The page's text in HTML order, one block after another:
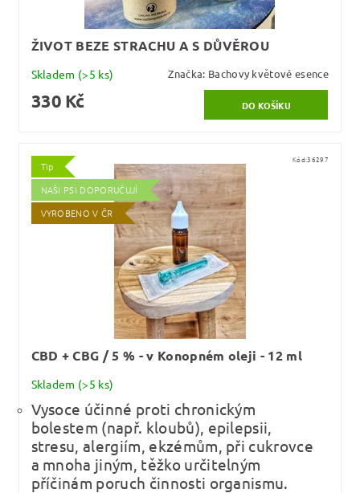
ŽIVOT BEZE STRACHU A S DŮVĚROU
Skladem (>5 ks) Značka: Bachovy květové esence
330 Kč
Tip
NAŠI PSI DOPORUČUJÍ
VYROBENO V ČR
Kód:36297
CBD + CBG / 5 % - v Konopném oleji - 12 ml
Skladem (>5 ks)
Vysoce účinné proti chronickým
bolestem (např. kloubů), epilepsii,
stresu, alergiím, ekzémům, při cukrovce
a mnoha jiným, těžko určitelným
příčinám poruch činnosti organismu.